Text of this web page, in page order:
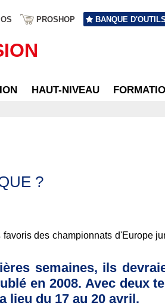
PROSHOP BANQUE D'OUTILS
HAUT-NIVEAU
?
des championnats d'Europe
semaines, ils
en 2008. Avec deux
lieu du 17 au 20 avril.